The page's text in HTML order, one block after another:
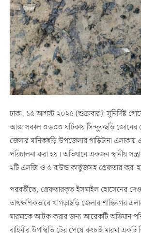
ঢাকা, ১৫ আগস্ট ২০২৫ (শুক্রবার): সুনির্দিষ্ট
আজ সকাল ০৬০০ ঘটিকায় সিন্দুকছড়ি জোনের
জেলার মানিকছড়ি উপজেলার গাড়িটানা এলাকায়
পরিচালনা করা হয়। অভিযানে একজন স্থানীয়
২টি এলজি ও ৫ রাউন্ড কার্তুজসহ গ্রেফতার করা
পরবর্তীতে, গ্রেফতারকৃত ইসমাইল হোসেনের
তাৎক্ষণিকভাবে খাগড়াছড়ি জেলার শান্তিনগর
মারমাকে আটক করার জন্য আরেকটি অভিযান
বাহিনীর উপস্থিতি টের পেয়ে কংচাই মারমা